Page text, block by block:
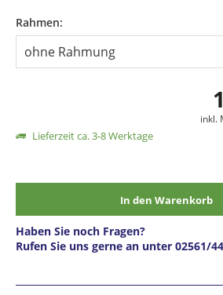
Rahmen:
inkl.
Lieferzeit ca. 3-8 Werktage
In den Warenkorb
Haben Sie noch Fragen?
Rufen Sie uns gerne an unter 02561/
Preis anfragen